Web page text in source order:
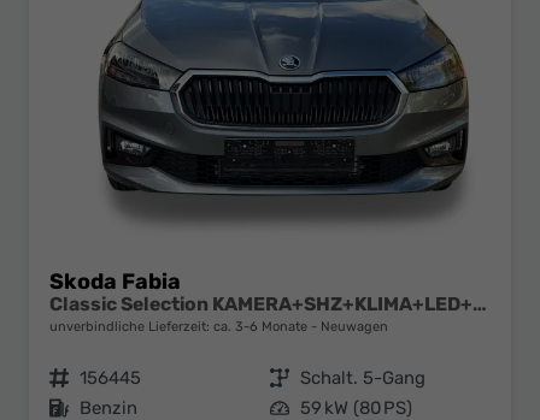
Skoda Fabia
Classic Selection KAMERA+SHZ+KLIMA+LED+15" LM+SMARTLINK
unverbindliche Lieferzeit: ca. 3-6 Monate Neuwagen
Fahrzeugnr. 156445 Getriebe Schalt. 5-Gang
Kraftstoff Benzin Leistung 59 kW (80 PS)